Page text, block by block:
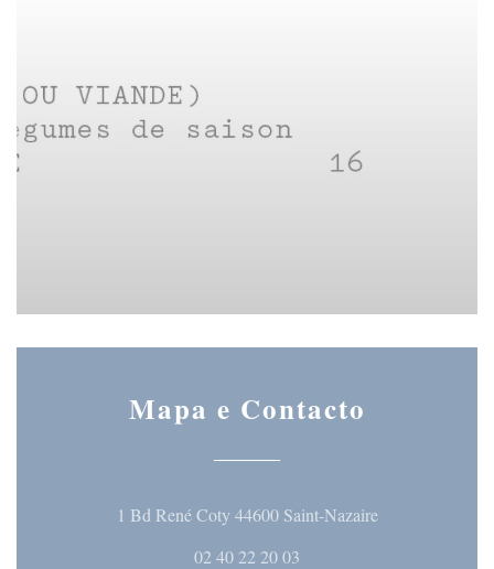
Mapa e Contacto
1 Bd René Coty 44600 Saint-Nazaire((abre numa
02 40 22 20 03